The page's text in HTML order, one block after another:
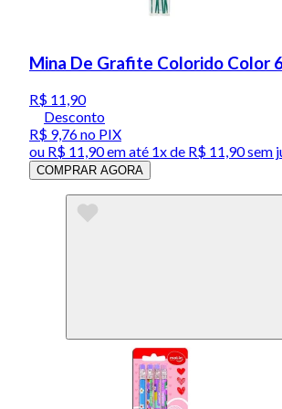
Mina De Grafite Colorido Color
R$ 11,90
Desconto
R$ 9,76no PIX
ou R$ 11,90em até 1x de R$ 11,90sem
COMPRAR AGORA